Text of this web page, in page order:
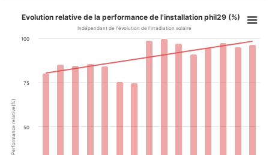
Performance relative(%)
Evolution relative de la performance de l'installation phil29 (%)
Indépendant de l'évolution de l'irradiation solaire
50
75
100